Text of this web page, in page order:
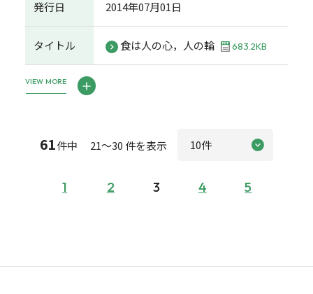
発行日 2014年07月01日
タイトル 食は人の心，人の輪 683.2KB
VIEW MORE
61件中 21～30 件を表示
1 2 3 4 5